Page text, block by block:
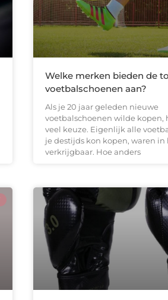
Welke merken bieden de
voetbalschoenen aan?
Als je 20 jaar geleden nieuwe
voetbalschoenen wilde kopen,
veel keuze. Eigenlijk alle
je destijds kon kopen, waren in
verkrijgbaar. Hoe anders